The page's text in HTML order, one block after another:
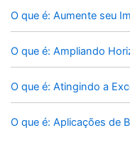
O que é: Aumente seu
O que é: Ampliando
O que é: Atingindo a
O que é: Aplicações de